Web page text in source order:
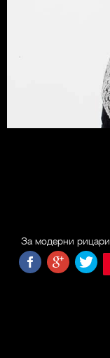
За модерни рицари